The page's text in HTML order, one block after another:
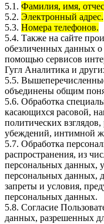
5.1. Фамилия, имя,
5.2. Электронный адрес.
5.3. Номера телефонов.
5.4. Также на сайте
обезличенных данных о
помощью сервисов
Гугл Аналитика и
5.5.
объединены общим
5.6. Обработка
касающихся расовой,
политических
убеждений, интимной
5.7. Обработка
распространения, из
персональных данных,
персональных данных,
запреты и условия,
персональных данных.
5.8. Согласие
данных, разрешенных